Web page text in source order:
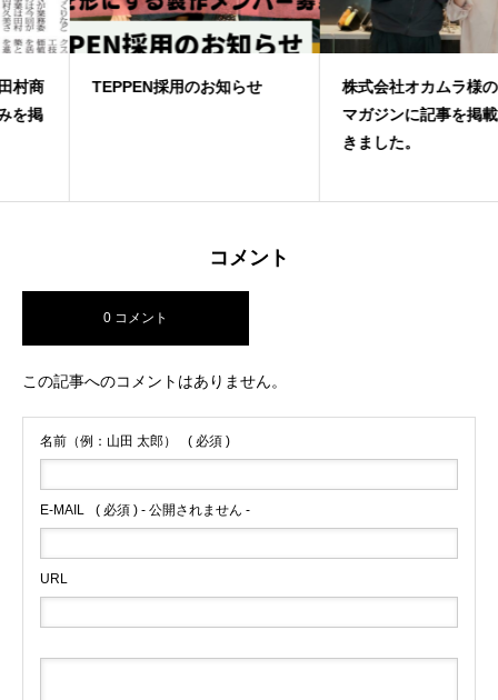
TEPPEN採用のお知らせ
株式会社オカムラ様のウェブ
マガジンに記事を掲載いただ
きました。
コメント
0 コメント
この記事へのコメントはありません。
名前（例：山田 太郎） ( 必須 )
E-MAIL ( 必須 ) - 公開されません -
URL